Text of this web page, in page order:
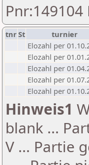
tnrSt turnier
Elozahl per
Elozahl per
Elozahl per
Elozahl per
Elozahl per
Hinweis1
blank ...
V ... Partie